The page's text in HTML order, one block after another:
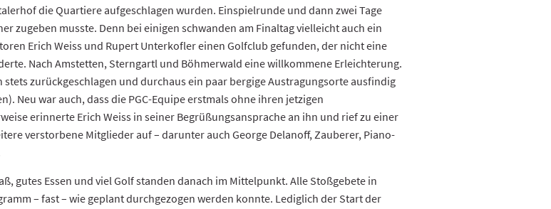
die Quartiere aufgeschlagen wurden. Einspielrunde und dann zwei Tage
zugeben musste. Denn bei einigen schwanden am Finaltag vielleicht auch ein
Erich Weiss und Rupert Unterkofler einen Golfclub gefunden, der nicht eine
Nach Amstetten, Sterngartl und Böhmerwald eine willkommene Erleichterung.
zurückgeschlagen und durchaus ein paar bergige Austragungsorte ausfindig
Neu war auch, dass die PGC-Equipe erstmals ohne ihren jetzigen
erinnerte Erich Weiss in seiner Begrüßungsansprache an ihn und rief zu einer
verstorbene Mitglieder auf – darunter auch George Delanoff, Zauberer, Piano-
gutes Essen und viel Golf standen danach im Mittelpunkt. Alle Stoßgebete in
– fast – wie geplant durchgezogen werden konnte. Lediglich der Start der